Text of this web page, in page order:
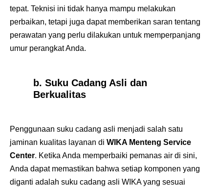
tepat. Teknisi ini tidak hanya mampu melakukan
perbaikan, tetapi juga dapat memberikan saran tentang
perawatan yang perlu dilakukan untuk memperpanjang
umur perangkat Anda.
b. Suku Cadang Asli dan
Berkualitas
Penggunaan suku cadang asli menjadi salah satu
jaminan kualitas layanan di WIKA Menteng Service
Center. Ketika Anda memperbaiki pemanas air di sini,
Anda dapat memastikan bahwa setiap komponen yang
diganti adalah suku cadang asli WIKA yang sesuai